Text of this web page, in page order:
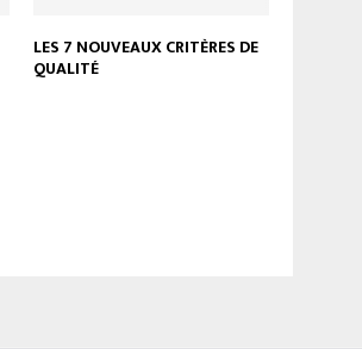
LES 7 NOUVEAUX CRITÈRES DE
QUALITÉ